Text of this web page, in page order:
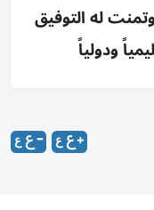
له التوفيق
ودولياً